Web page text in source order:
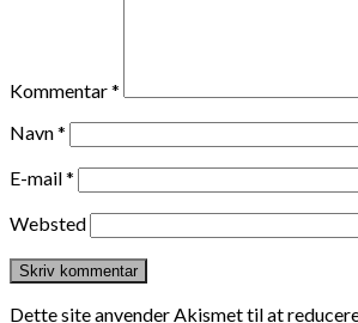
Kommentar*
Navn*
E-mail*
Websted
Dette site anvender Akismet til at